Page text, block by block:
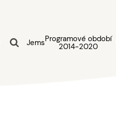
JemsProgramové období
2014-2020